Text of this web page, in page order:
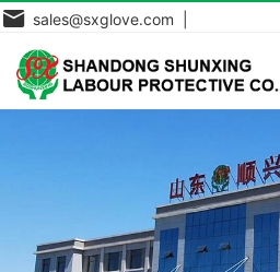
sales@sxglove.com |